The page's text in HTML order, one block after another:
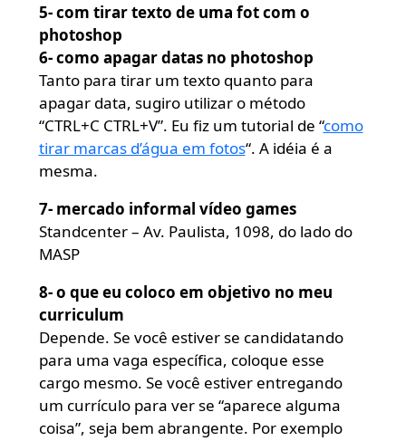
5- com tirar texto de uma fot com o
photoshop
6- como apagar datas no photoshop
Tanto para tirar um texto quanto para
apagar data, sugiro utilizar o método
“CTRL+C CTRL+V”. Eu fiz um tutorial de “como
tirar marcas d’água em fotos“. A idéia é a
mesma.
7- mercado informal vídeo games
Standcenter – Av. Paulista, 1098, do lado do
MASP
8- o que eu coloco em objetivo no meu
curriculum
Depende. Se você estiver se candidatando
para uma vaga específica, coloque esse
cargo mesmo. Se você estiver entregando
um currículo para ver se “aparece alguma
coisa”, seja bem abrangente. Por exemplo